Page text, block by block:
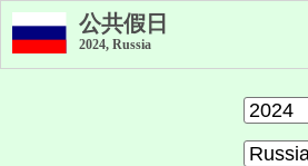
公共假日
2024, Russia